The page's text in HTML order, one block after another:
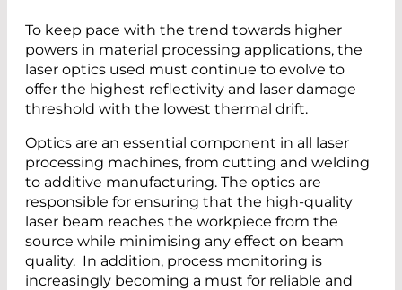
To keep pace with the trend towards higher
powers in material processing applications, the
laser optics used must continue to evolve to
offer the highest reflectivity and laser damage
threshold with the lowest thermal drift.
Optics are an essential component in all laser
processing machines, from cutting and welding
to additive manufacturing. The optics are
responsible for ensuring that the high-quality
laser beam reaches the workpiece from the
source while minimising any effect on beam
quality. In addition, process monitoring is
increasingly becoming a must for reliable and